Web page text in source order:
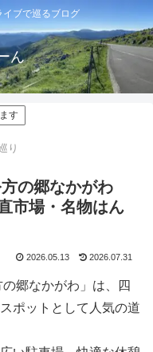
ブで巡るブログ
ん
す
り
の郷なかがわ
市場・名物はん
2026.05.13 2026.07.31
郷なかがわ」は、四
ポットとして人気の道